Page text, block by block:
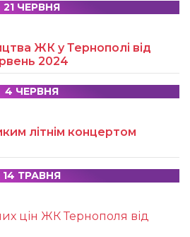
21 ЧЕРВНЯ
ЖК у Тернополі від
2024
4 ЧЕРВНЯ
літнім концертом
14 ТРАВНЯ
цін ЖК Тернополя від